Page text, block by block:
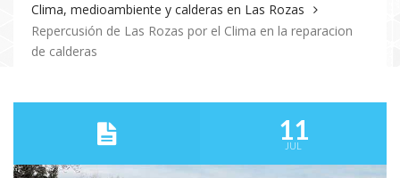
Clima, medioambiente y calderas en Las Rozas
Repercusión de Las Rozas por el Clima en la reparacion
de calderas
11
JUL